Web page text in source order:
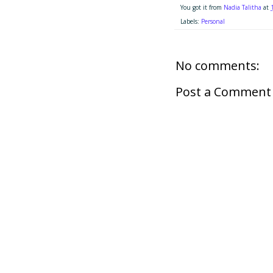
You got it from Nadia Talitha at
Labels: Personal
No comments:
Post a Comment